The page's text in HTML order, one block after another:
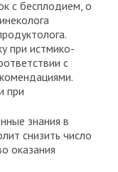
с бесплодием, о
при истмико-
с
при
знания в
снизить число
оказания